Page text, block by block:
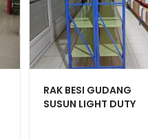
RAK BESI GUDANG
SUSUN LIGHT DUTY